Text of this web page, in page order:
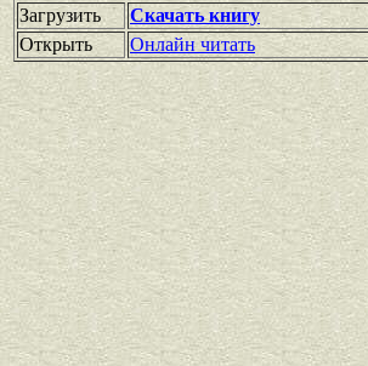
Загрузить
Скачать книгу
Открыть
Онлайн читать